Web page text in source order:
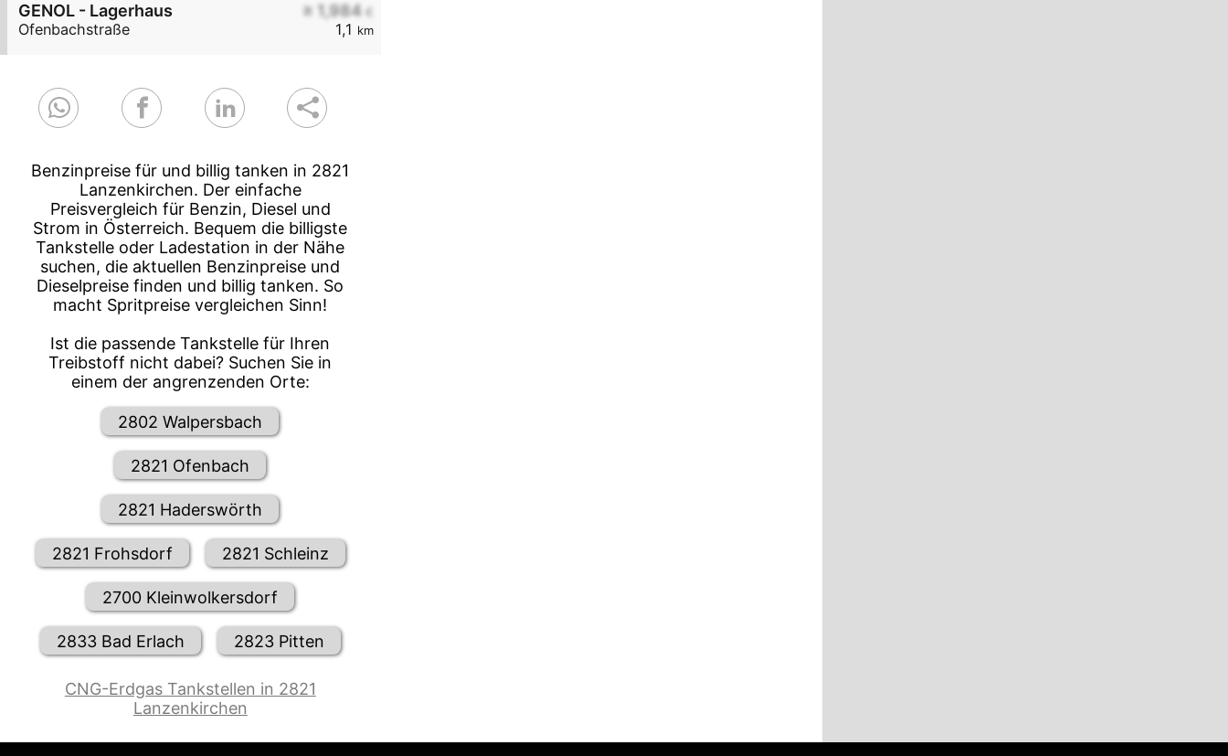
≥ 1,984 €
1,1 km
GENOL - Lagerhaus
Ofenbachstraße
Benzinpreise für und billig tanken in 2821
Lanzenkirchen. Der einfache
Preisvergleich für Benzin, Diesel und
Strom in Österreich. Bequem die billigste
Tankstelle oder Ladestation in der Nähe
suchen, die aktuellen Benzinpreise und
Dieselpreise finden und billig tanken. So
macht Spritpreise vergleichen Sinn!
Ist die passende Tankstelle für Ihren
Treibstoff nicht dabei? Suchen Sie in
einem der angrenzenden Orte:
2802 Walpersbach
2821 Ofenbach
2821 Haderswörth
2821 Frohsdorf 2821 Schleinz
2700 Kleinwolkersdorf
2833 Bad Erlach 2823 Pitten
CNG-Erdgas Tankstellen in 2821
Lanzenkirchen